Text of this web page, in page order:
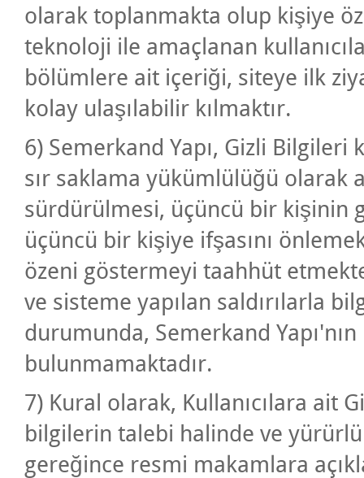
olarak toplanmakta olup kişiye
teknoloji ile amaçlanan
bölümlere ait içeriği, siteye ilk
kolay ulaşılabilir kılmaktır.
6) Semerkand Yapı, Gizli
sır saklama yükümlülüğü olarak
sürdürülmesi, üçüncü bir kişinin
üçüncü bir kişiye ifşasını
özeni göstermeyi taahhüt
ve sisteme yapılan saldırılarla
durumunda, Semerkand
bulunmamaktadır.
7) Kural olarak, Kullanıcılara ait
bilgilerin talebi halinde ve
gereğince resmi makamlara